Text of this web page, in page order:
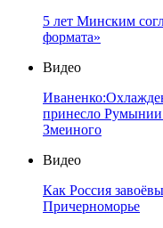
5 лет Минским
формата»
Видео
принесло Румынии
Змеиного
Видео
Как Россия
Причерноморье